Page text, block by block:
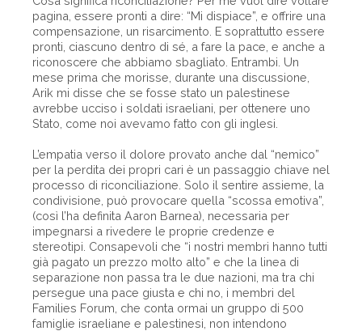
pagina, essere pronti a dire: “Mi dispiace”, e offrire una
compensazione, un risarcimento. E soprattutto essere
pronti, ciascuno dentro di sé, a fare la pace, e anche a
riconoscere che abbiamo sbagliato. Entrambi. Un
mese prima che morisse, durante una discussione,
Arik mi disse che se fosse stato un palestinese
avrebbe ucciso i soldati israeliani, per ottenere uno
Stato, come noi avevamo fatto con gli inglesi.
L’empatia verso il dolore provato anche dal “nemico”
per la perdita dei propri cari è un passaggio chiave nel
processo di riconciliazione. Solo il sentire assieme, la
condivisione, può provocare quella “scossa emotiva”,
(così l’ha definita Aaron Barnea), necessaria per
impegnarsi a rivedere le proprie credenze e
stereotipi. Consapevoli che “i nostri membri hanno tutti
già pagato un prezzo molto alto” e che la linea di
separazione non passa tra le due nazioni, ma tra chi
persegue una pace giusta e chi no, i membri del
Families Forum, che conta ormai un gruppo di 500
famiglie israeliane e palestinesi, non intendono